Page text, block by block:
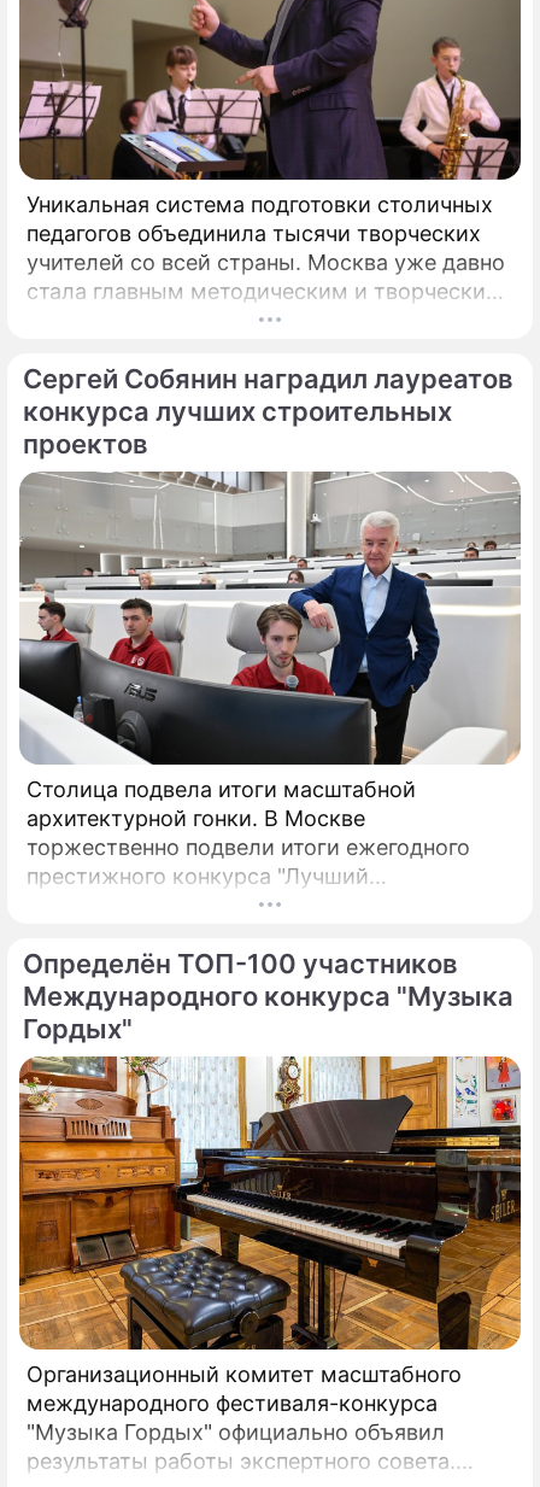
Уникальная система подготовки столичных
педагогов объединила тысячи творческих
учителей со всей страны. Москва уже давно
стала главным методическим и творческим
центром России, где рождаются самые
талантов.
Сергей Собянин наградил лауреатов
конкурса лучших строительных
проектов
Столица подвела итоги масштабной
архитектурной гонки. В Москве
торжественно подвели итоги ежегодного
престижного конкурса "Лучший
реализованный проект в области
Определён ТОП-100 участников
Международного конкурса "Музыка
Гордых"
Организационный комитет масштабного
международного фестиваля-конкурса
"Музыка Гордых" официально объявил
результаты работы экспертного совета.